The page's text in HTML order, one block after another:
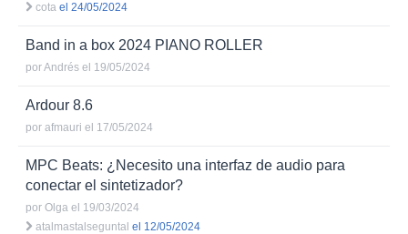
cota el 24/05/2024
Band in a box 2024 PIANO ROLLER
porAndrés el 19/05/2024
Ardour 8.6
por afmauri el 17/05/2024
MPC Beats: ¿Necesito una interfaz de audio para
conectar el sintetizador?
por Olga el 19/03/2024
atalmastalseguntal el 12/05/2024